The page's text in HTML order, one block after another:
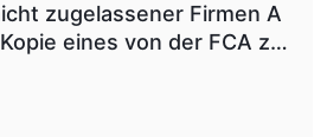
zugelassener Firmen A
eines von der FCA zu